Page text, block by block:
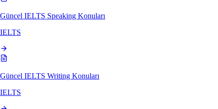
Güncel IELTS Speaking Konuları
IELTS
Güncel IELTS Writing Konuları
IELTS